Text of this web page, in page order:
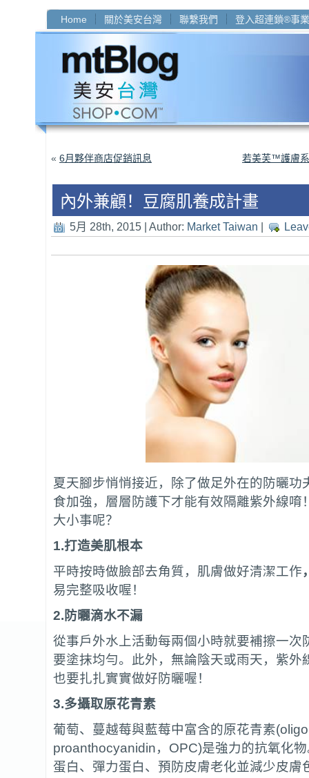
Home 關於美安台灣 聯繫我們 登入超連鎖®事業
« 6月夥伴商店促銷訊息 若美芙™護膚
內外兼顧！豆腐肌養成計畫
5月 28th, 2015 | Author: Market Taiwan
夏天腳步悄悄接近，除了做足外在的防曬功
食加強，層層防護下才能有效隔離紫外線唷
大小事呢？
1.打造美肌根本
平時按時做臉部去角質，肌膚做好清潔工作
易完整吸收喔！
2.防曬滴水不漏
從事戶外水上活動每兩個小時就要補擦一次
要塗抹均勻。此外，無論陰天或雨天，紫外
也要扎扎實實做好防曬喔！
3.多攝取原花青素
葡萄、蔓越莓與藍莓中富含的原花青素(oligo
proanthocyanidin，OPC)是強力的抗氧化
蛋白、彈力蛋白、預防皮膚老化並減少皮膚